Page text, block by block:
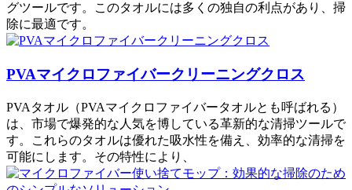
グツールです。このタオルには多くの独自の利点があり、掃
除に最適です。
PVAマイクロファイバークリーニングクロス
PVAタオル（PVAマイクロファイバータオルとも呼ばれる）
は、市場で爆発的な人気を博している革新的な清掃ツールで
す。これらのタオルは優れた吸水性を備え、効率的な清掃を
可能にします。その特性により、